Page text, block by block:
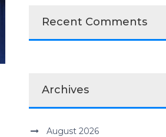
Recent Comments
Archives
August 2026